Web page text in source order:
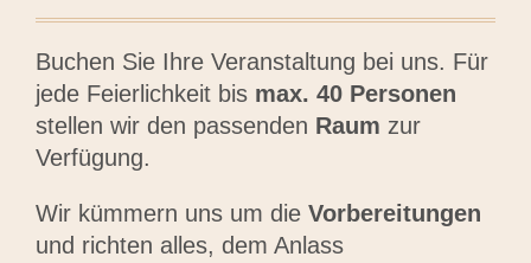
Buchen Sie Ihre Veranstaltung bei uns. Für
jede Feierlichkeit bis max. 40 Personen
stellen wir den passenden Raum zur
Verfügung.
Wir kümmern uns um die Vorbereitungen
und richten alles, dem Anlass